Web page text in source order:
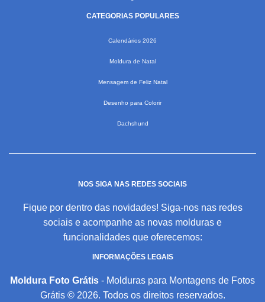
CATEGORIAS POPULARES
Calendários 2026
Moldura de Natal
Mensagem de Feliz Natal
Desenho para Colorir
Dachshund
NOS SIGA NAS REDES SOCIAIS
Fique por dentro das novidades! Siga-nos nas redes
sociais e acompanhe as novas molduras e
funcionalidades que oferecemos:
INFORMAÇÕES LEGAIS
Moldura Foto Grátis - Molduras para Montagens de Fotos
Grátis © 2026. Todos os direitos reservados.